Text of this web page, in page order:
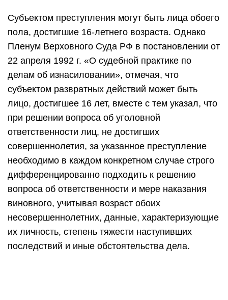
Субъектом преступления могут быть лица обоего
пола, достигшие 16-летнего возраста. Однако
Пленум Верховного Суда РФ в постановлении от
22 апреля 1992 г. «О судебной практике по
делам об изнасиловании», отмечая, что
субъектом развратных действий может быть
лицо, достигшее 16 лет, вместе с тем указал, что
при решении вопроса об уголовной
ответственности лиц, не достигших
совершеннолетия, за указанное преступление
необходимо в каждом конкретном случае строго
дифференцированно подходить к решению
вопроса об ответственности и мере наказания
виновного, учитывая возраст обоих
несовершеннолетних, данные, характеризующие
их личность, степень тяжести наступивших
последствий и иные обстоятельства дела.